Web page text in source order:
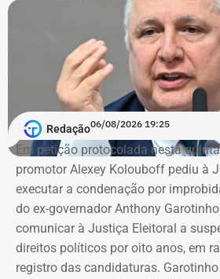
Redação06/08/2026 19:25
Em petição protocolada nesta
promotor Alexey Kolouboff pediu à
executar a condenação por
do ex-governador Anthony
comunicar à Justiça Eleitoral a
direitos políticos por oito anos, em
registro das candidaturas.